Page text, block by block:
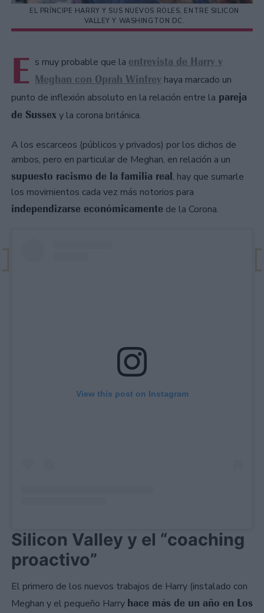
EL PRÍNCIPE HARRY Y SUS NUEVOS ROLES, ENTRE SILICON
VALLEY Y WASHINGTON DC.
E s muy probable que la entrevista de Harry y
Meghan con Oprah Winfrey haya marcado un
punto de inflexión absoluto en la relación entre la pareja
de Sussex y la corona británica.
A los escarceos (públicos y privados) por los dichos de
ambos, pero en particular de Meghan, en relación a un
supuesto racismo de la familia real, hay que sumarle
los movimientos cada vez más notorios para
independizarse económicamente de la Corona.
View this post on Instagram
Silicon Valley y el “coaching
proactivo”
El primero de los nuevos trabajos de Harry (instalado con
Meghan y el pequeño Harry hace más de un año en Los